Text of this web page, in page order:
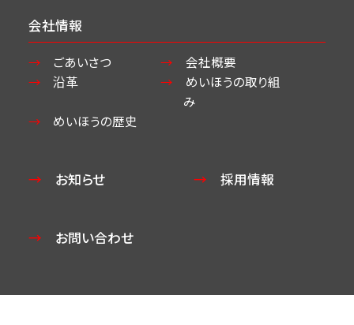
会社情報
ごあいさつ
会社概要
沿革
めいほうの取り組
み
めいほうの歴史
お知らせ 採用情報
お問い合わせ